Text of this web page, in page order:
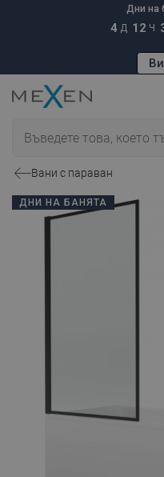
Дни на
4 Д 12 Ч
Вани с параван
ДНИ НА БАНЯТА